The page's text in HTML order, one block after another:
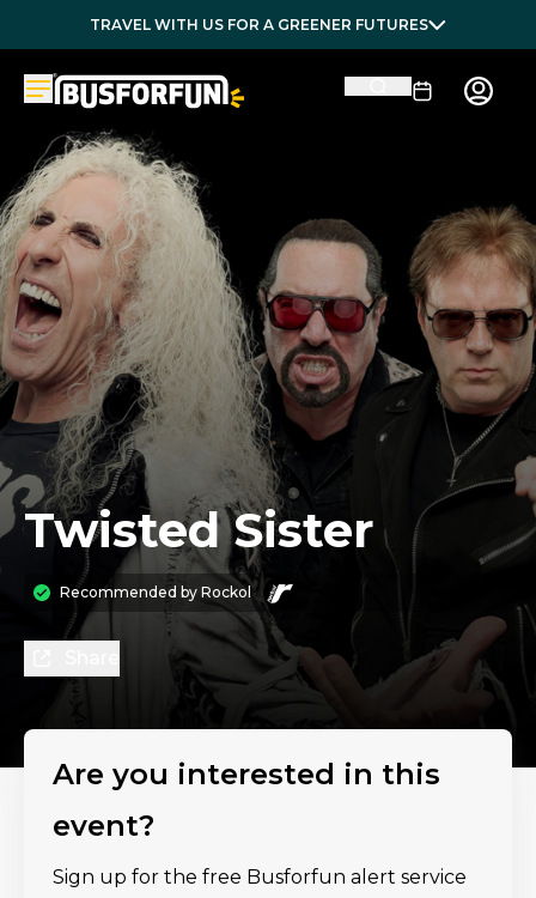
TRAVEL WITH US FOR A GREENER FUTURES
Twisted Sister
Recommended by Rockol
Are you interested in this
event?
Sign up for the free Busforfun alert service